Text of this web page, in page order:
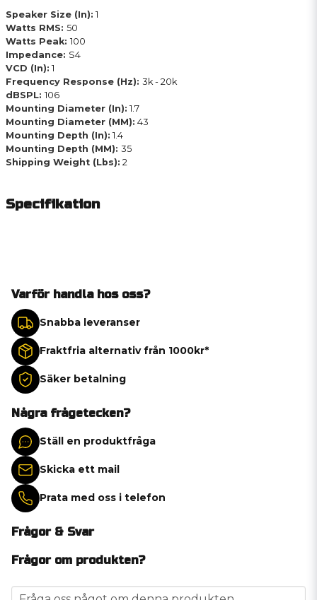
Speaker Size (In): 1
Watts RMS: 50
Watts Peak: 100
Impedance: S4
VCD (In): 1
Frequency Response (Hz): 3k - 20k
dBSPL: 106
Mounting Diameter (In): 1.7
Mounting Diameter (MM): 43
Mounting Depth (In): 1.4
Mounting Depth (MM): 35
Shipping Weight (Lbs): 2
Specifikation
Varför handla hos oss?
Snabba leveranser
Fraktfria alternativ från 1000kr*
Säker betalning
Några frågetecken?
Ställ en produktfråga
Skicka ett mail
Prata med oss i telefon
Frågor & Svar
Frågor om produkten?
question